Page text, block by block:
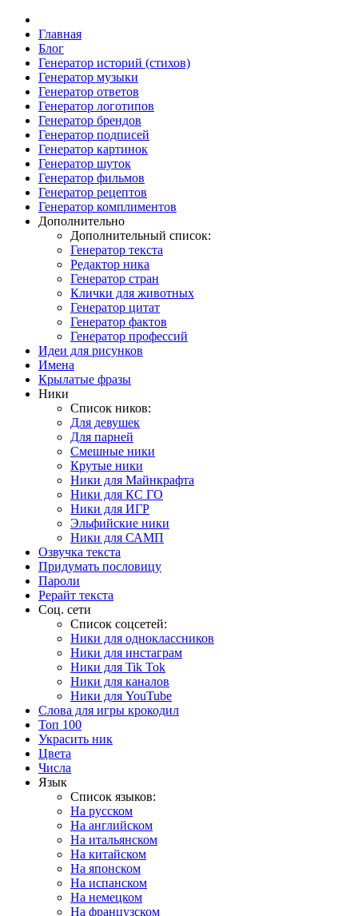
Главная
Блог
Генератор историй (стихов)
Генератор музыки
Генератор ответов
Генератор логотипов
Генератор брендов
Генератор подписей
Генератор картинок
Генератор шуток
Генератор фильмов
Генератор рецептов
Генератор комплиментов
Дополнительно
Дополнительный список:
Генератор текста
Редактор ника
Генератор стран
Клички для животных
Генератор цитат
Генератор фактов
Генератор профессий
Идеи для рисунков
Имена
Крылатые фразы
Ники
Список ников:
Для девушек
Для парней
Смешные ники
Крутые ники
Ники для Майнкрафта
Ники для КС ГО
Ники для ИГР
Эльфийские ники
Ники для САМП
Озвучка текста
Придумать пословицу
Пароли
Рерайт текста
Соц. сети
Список соцсетей:
Ники для одноклассников
Ники для инстаграм
Ники для Tik Tok
Ники для каналов
Ники для YouTube
Слова для игры крокодил
Топ 100
Украсить ник
Цвета
Числа
Язык
Список языков:
На русском
На английском
На итальянском
На китайском
На японском
На испанском
На немецком
На французском